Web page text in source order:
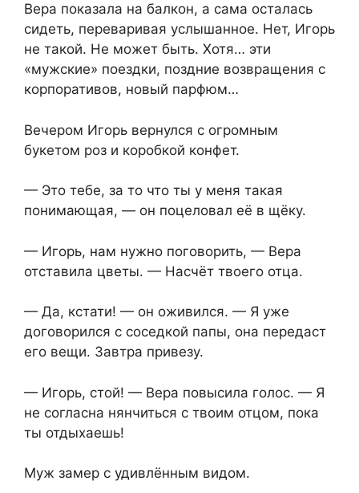
Вера показала на балкон, а сама осталась
сидеть, переваривая услышанное. Нет, Игорь
не такой. Не может быть. Хотя… эти
«мужские» поездки, поздние возвращения с
корпоративов, новый парфюм…
Вечером Игорь вернулся с огромным
букетом роз и коробкой конфет.
— Это тебе, за то что ты у меня такая
понимающая, — он поцеловал её в щёку.
— Игорь, нам нужно поговорить, — Вера
отставила цветы. — Насчёт твоего отца.
— Да, кстати! — он оживился. — Я уже
договорился с соседкой папы, она передаст
его вещи. Завтра привезу.
— Игорь, стой! — Вера повысила голос. — Я
не согласна нянчиться с твоим отцом, пока
ты отдыхаешь!
Муж замер с удивлённым видом.